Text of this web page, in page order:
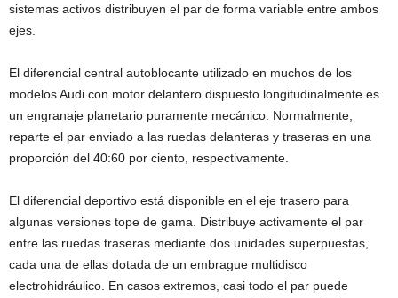
sistemas activos distribuyen el par de forma variable entre ambos
ejes.
El diferencial central autoblocante utilizado en muchos de los
modelos Audi con motor delantero dispuesto longitudinalmente es
un engranaje planetario puramente mecánico. Normalmente,
reparte el par enviado a las ruedas delanteras y traseras en una
proporción del 40:60 por ciento, respectivamente.
El diferencial deportivo está disponible en el eje trasero para
algunas versiones tope de gama. Distribuye activamente el par
entre las ruedas traseras mediante dos unidades superpuestas,
cada una de ellas dotada de un embrague multidisco
electrohidráulico. En casos extremos, casi todo el par puede